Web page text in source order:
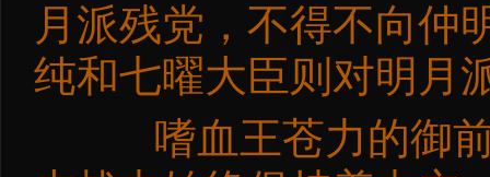
月派残党，不得不向仲
纯和七曜大臣则对明月
嗜血王苍力的御前